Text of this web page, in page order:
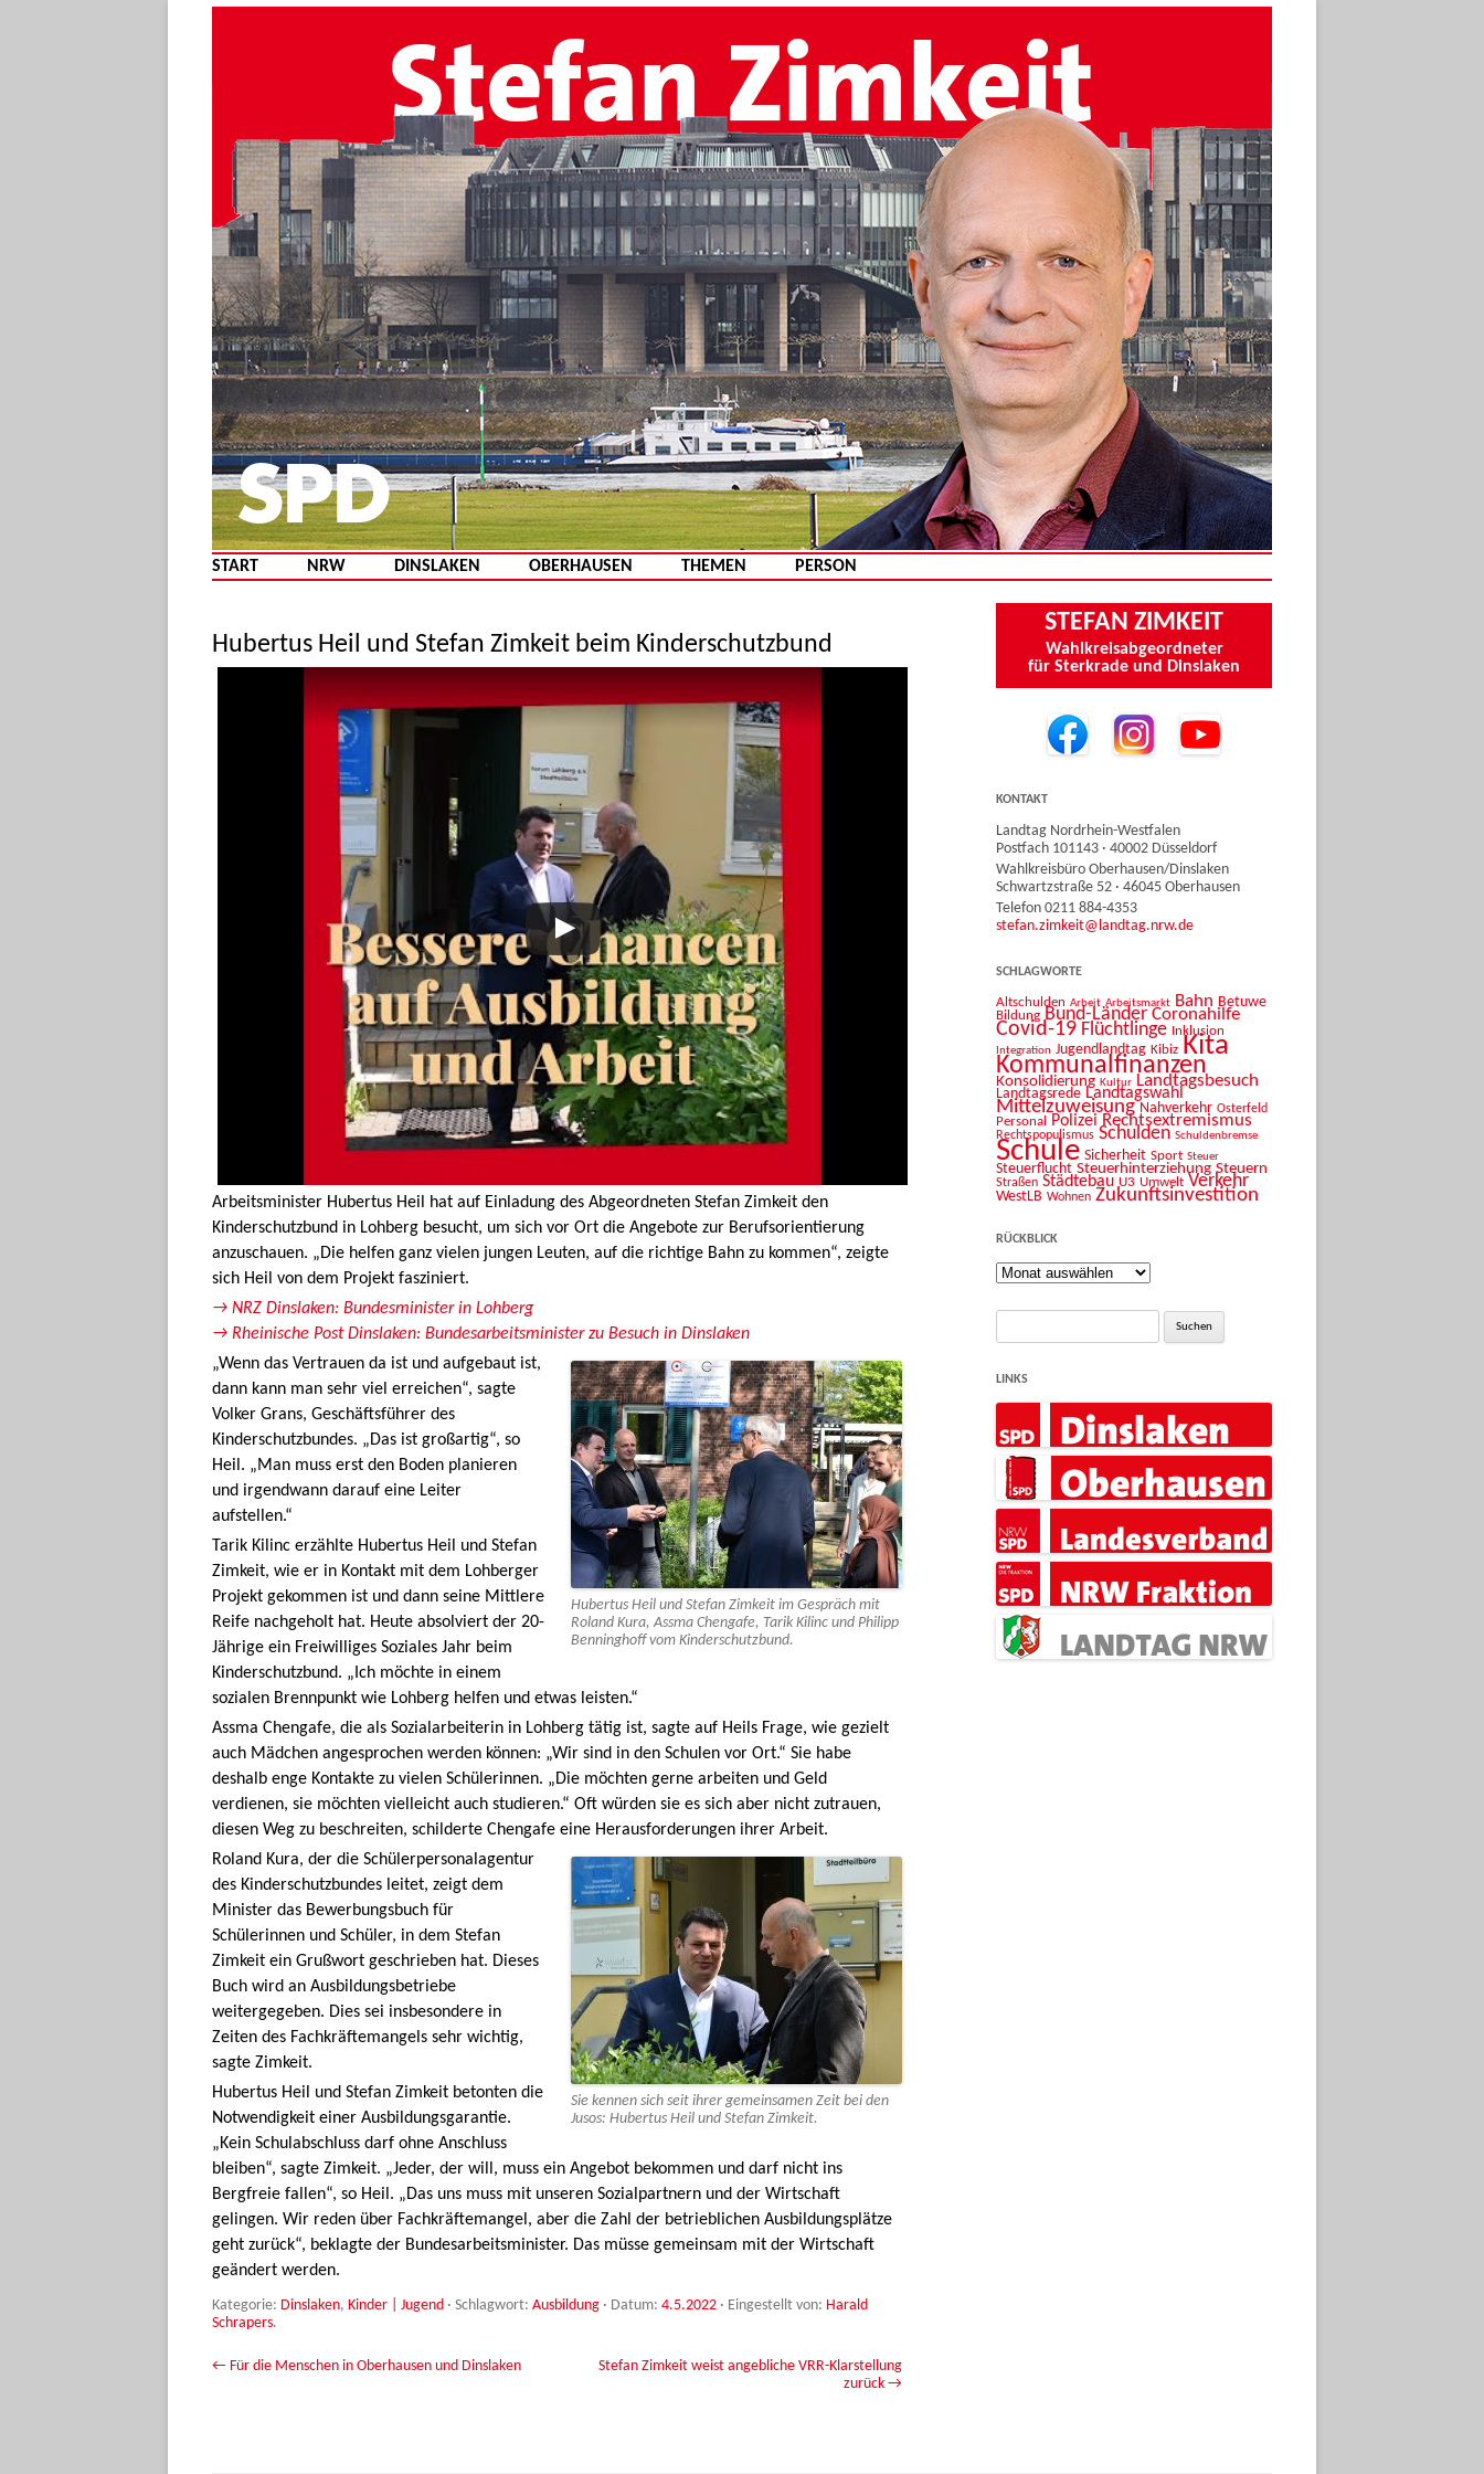
Zum Inhalt springen
START NRW DINSLAKEN OBERHAUSEN THEMEN PERSON
Hubertus Heil und Stefan Zimkeit beim Kinderschutzbund
Arbeitsminister Hubertus Heil hat auf Einladung des Abgeordneten Stefan Zimkeit den
Kinderschutzbund in Lohberg besucht, um sich vor Ort die Angebote zur Berufsorientierung
anzuschauen. „Die helfen ganz vielen jungen Leuten, auf die richtige Bahn zu kommen“, zeigte
sich Heil von dem Projekt fasziniert.
→ NRZ Dinslaken: Bundesminister in Lohberg
→ Rheinische Post Dinslaken: Bundesarbeitsminister zu Besuch in Dinslaken
Hubertus Heil und Stefan Zimkeit im Gespräch mit
Roland Kura, Assma Chengafe, Tarik Kilinc und Philipp
Benninghoff vom Kinderschutzbund.
„Wenn das Vertrauen da ist und aufgebaut ist,
dann kann man sehr viel erreichen“, sagte
Volker Grans, Geschäftsführer des
Kinderschutzbundes. „Das ist großartig“, so
Heil. „Man muss erst den Boden planieren
und irgendwann darauf eine Leiter
aufstellen.“
Tarik Kilinc erzählte Hubertus Heil und Stefan
Zimkeit, wie er in Kontakt mit dem Lohberger
Projekt gekommen ist und dann seine Mittlere
Reife nachgeholt hat. Heute absolviert der 20-
Jährige ein Freiwilliges Soziales Jahr beim
Kinderschutzbund. „Ich möchte in einem
sozialen Brennpunkt wie Lohberg helfen und etwas leisten.“
Assma Chengafe, die als Sozialarbeiterin in Lohberg tätig ist, sagte auf Heils Frage, wie gezielt
auch Mädchen angesprochen werden können: „Wir sind in den Schulen vor Ort.“ Sie habe
deshalb enge Kontakte zu vielen Schülerinnen. „Die möchten gerne arbeiten und Geld
verdienen, sie möchten vielleicht auch studieren.“ Oft würden sie es sich aber nicht zutrauen,
diesen Weg zu beschreiten, schilderte Chengafe eine Herausforderungen ihrer Arbeit.
Sie kennen sich seit ihrer gemeinsamen Zeit bei den
Jusos: Hubertus Heil und Stefan Zimkeit.
Roland Kura, der die Schülerpersonalagentur
des Kinderschutzbundes leitet, zeigt dem
Minister das Bewerbungsbuch für
Schülerinnen und Schüler, in dem Stefan
Zimkeit ein Grußwort geschrieben hat. Dieses
Buch wird an Ausbildungsbetriebe
weitergegeben. Dies sei insbesondere in
Zeiten des Fachkräftemangels sehr wichtig,
sagte Zimkeit.
Hubertus Heil und Stefan Zimkeit betonten die
Notwendigkeit einer Ausbildungsgarantie.
„Kein Schulabschluss darf ohne Anschluss
bleiben“, sagte Zimkeit. „Jeder, der will, muss ein Angebot bekommen und darf nicht ins
Bergfreie fallen“, so Heil. „Das uns muss mit unseren Sozialpartnern und der Wirtschaft
gelingen. Wir reden über Fachkräftemangel, aber die Zahl der betrieblichen Ausbildungsplätze
geht zurück“, beklagte der Bundesarbeitsminister. Das müsse gemeinsam mit der Wirtschaft
geändert werden.
Kategorie: Dinslaken, Kinder | Jugend · Schlagwort: Ausbildung · Datum: 4.5.2022 · Eingestellt von: Harald
Schrapers.
Beitrags-Navigation
← Für die Menschen in Oberhausen und Dinslaken
Stefan Zimkeit weist angebliche VRR-Klarstellung
zurück →
STEFAN ZIMKEIT
Wahlkreisabgeordneter
für Sterkrade und Dinslaken
KONTAKT
Landtag Nordrhein-Westfalen
Postfach 101143 · 40002 Düsseldorf
Wahlkreisbüro Oberhausen/Dinslaken
Schwartzstraße 52 · 46045 Oberhausen
Telefon 0211 884-4353
stefan.zimkeit@landtag.nrw.de
SCHLAGWORTE
Altschulden Arbeit Arbeitsmarkt Bahn Betuwe
Bildung Bund-Länder Coronahilfe
Covid-19 Flüchtlinge Inklusion
Integration Jugendlandtag Kibiz Kita
Kommunalfinanzen
Konsolidierung Kultur Landtagsbesuch
Landtagsrede Landtagswahl
Mittelzuweisung Nahverkehr Osterfeld
Personal Polizei Rechtsextremismus
Rechtspopulismus Schulden Schuldenbremse
Schule Sicherheit Sport Steuer
Steuerflucht Steuerhinterziehung Steuern
Straßen Städtebau U3 Umwelt Verkehr
WestLB Wohnen Zukunftsinvestition
RÜCKBLICK
Rückblick
Suche
LINKS